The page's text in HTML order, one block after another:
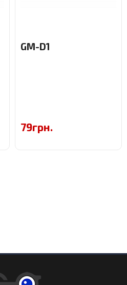
GM-D1
79грн.